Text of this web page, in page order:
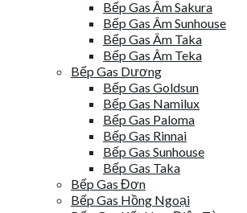
Bếp Gas Âm Sakura
Bếp Gas Âm Sunhouse
Bếp Gas Âm Taka
Bếp Gas Âm Teka
Bếp Gas Dương
Bếp Gas Goldsun
Bếp Gas Namilux
Bếp Gas Paloma
Bếp Gas Rinnai
Bếp Gas Sunhouse
Bếp Gas Taka
Bếp Gas Đơn
Bếp Gas Hồng Ngoại